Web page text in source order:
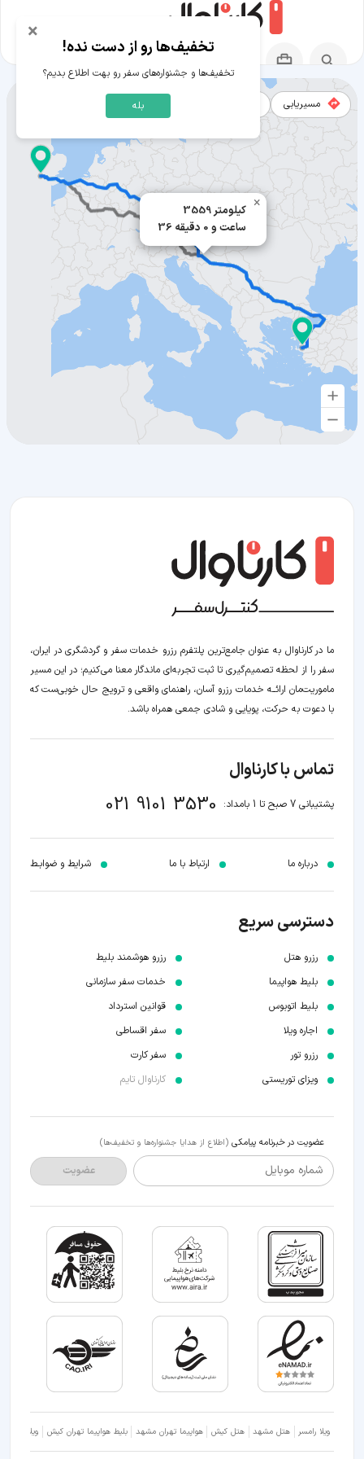
3559 کیلومتر
36 ساعت و 0 دقیقه
×
مسیریابی
مسیر برکشایر به ازمیر
ما در کارناوال به عنوان جامع‌ترین پلتفرم رزرو خدمات سفر و گردشگری در ایران،
سفر را از لحظه‌ تصمیم‌گیری تا ثبت تجربه‌ای ماندگار معنا می‌کنیم؛ در این مسیر‍
ماموریت‌مان اراﺋــﻪ خدمات رزرو آسان، راهنمای واقعی و ترویج حال خوبی‌ست که
با دعوت به حرکت، پویایی و شادی جمعی همراه باشد.
تماس با کارناوال
پشتیبانی 7 صبح تا 1 بامداد: 021 9101 3530
درباره ما ارتباط با ما شرایط و ضوابـط
دسترسی سریع
رزرو هتل
بلیط هواپیما
بلیط اتوبوس
اجاره ویلا
رزرو تور
ویزای توریستی
رزرو هوشمند بلیط
خدمات سفر سازمانی
قوانین استرداد
سفر اقساطی
سفر کارت
کارناوال تایم
عضویت در خبرنامه پیامکی (اطلاع از هدایا جشنواره‌ها و تخفیف‌ها)
شماره موبایل عضویت
ویلا رامسر هتل مشهد هتل کیش هواپیما تهران مشهد بلیط هواپیما تهران کیش ویلا شمال
× تخفیف‌ها رو از دست نده!
تخفیف‌ها و جشنواره‌های سفر رو بهت اطلاع بدیم؟
بله